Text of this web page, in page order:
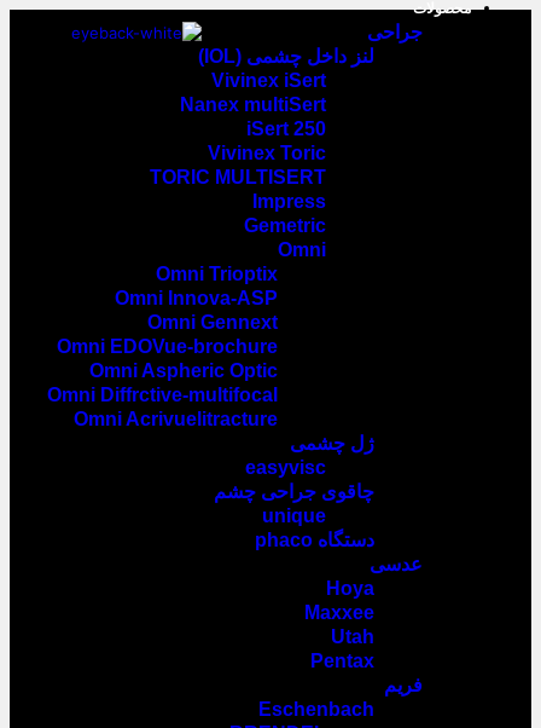
محصولات
جراحی
لنز داخل چشمی (IOL)
Vivinex iSert
Nanex multiSert
iSert 250
Vivinex Toric
TORIC MULTISERT
Impress
Gemetric
Omni
Omni Trioptix
Omni Innova-ASP
Omni Gennext
Omni EDOVue-brochure
Omni Aspheric Optic
Omni Diffrctive-multifocal
Omni Acrivuelitracture
ژل چشمی
easyvisc
چاقوی جراحی چشم
unique
دستگاه phaco
عدسی
Hoya
Maxxee
Utah
Pentax
فریم
Eschenbach